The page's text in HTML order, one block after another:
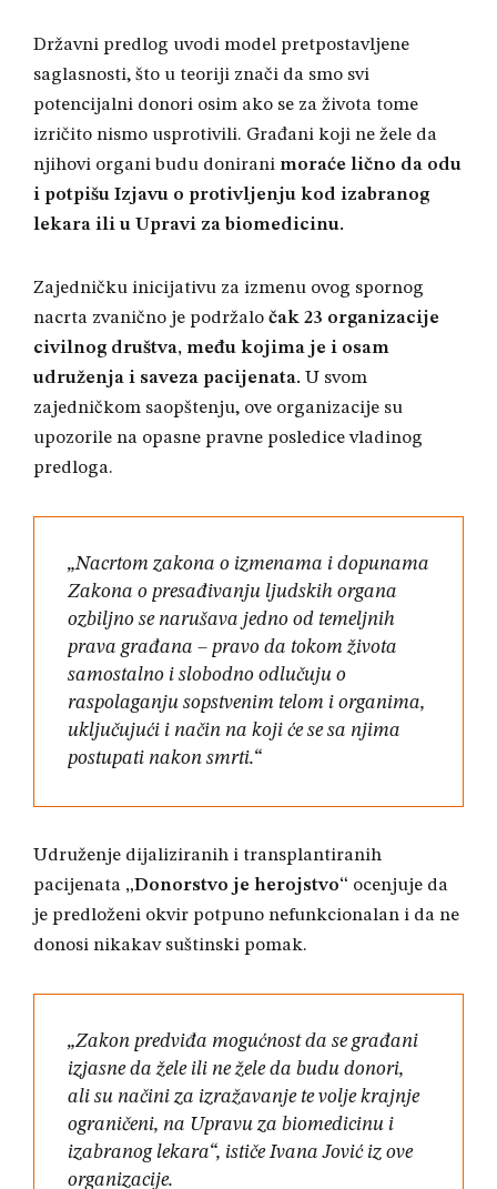
Državni predlog uvodi model pretpostavljene
saglasnosti, što u teoriji znači da smo svi
potencijalni donori osim ako se za života tome
izričito nismo usprotivili. Građani koji ne žele da
njihovi organi budu donirani moraće lično da odu
i potpišu Izjavu o protivljenju kod izabranog
lekara ili u Upravi za biomedicinu.
Zajedničku inicijativu za izmenu ovog spornog
nacrta zvanično je podržalo čak 23 organizacije
civilnog društva, među kojima je i osam
udruženja i saveza pacijenata. U svom
zajedničkom saopštenju, ove organizacije su
upozorile na opasne pravne posledice vladinog
predloga.
„Nacrtom zakona o izmenama i dopunama
Zakona o presađivanju ljudskih organa
ozbiljno se narušava jedno od temeljnih
prava građana – pravo da tokom života
samostalno i slobodno odlučuju o
raspolaganju sopstvenim telom i organima,
uključujući i način na koji će se sa njima
postupati nakon smrti.“
Udruženje dijaliziranih i transplantiranih
pacijenata „Donorstvo je herojstvo“ ocenjuje da
je predloženi okvir potpuno nefunkcionalan i da ne
donosi nikakav suštinski pomak.
„Zakon predviđa mogućnost da se građani
izjasne da žele ili ne žele da budu donori,
ali su načini za izražavanje te volje krajnje
ograničeni, na Upravu za biomedicinu i
izabranog lekara“, ističe Ivana Jović iz ove
organizacije.